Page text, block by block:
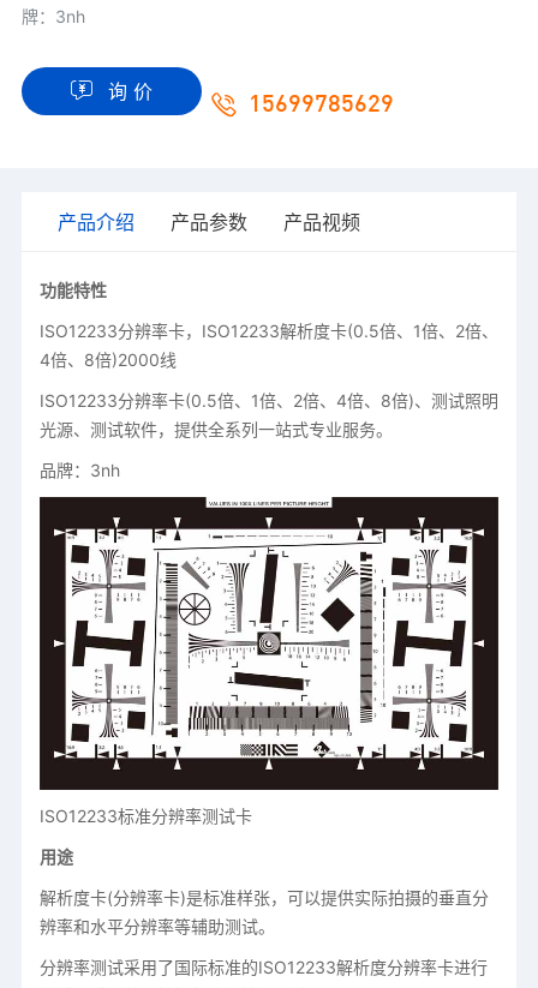
牌：3nh
询 价 15699785629
产品介绍 产品参数 产品视频
功能特性
ISO12233分辨率卡，ISO12233解析度卡(0.5倍、1倍、2倍、
4倍、8倍)2000线
ISO12233分辨率卡(0.5倍、1倍、2倍、4倍、8倍)、测试照明
光源、测试软件，提供全系列一站式专业服务。
品牌：3nh
ISO12233标准分辨率测试卡
用途
解析度卡(分辨率卡)是标准样张，可以提供实际拍摄的垂直分
辨率和水平分辨率等辅助测试。
分辨率测试采用了国际标准的ISO12233解析度分辨率卡进行